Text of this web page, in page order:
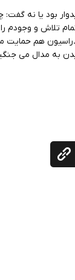
بود یا نه گفت:
تلاش و وجودم
هم حمایت
به مدال می